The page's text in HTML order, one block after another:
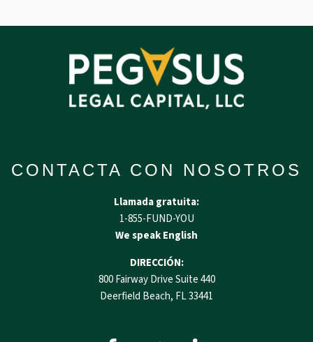
CONTACTA CON NOSOTROS
Llamada gratuita:
1-855-FUND-YOU
We speak English
DIRECCIÓN:
800 Fairway Drive Suite 440
Deerfield Beach, FL 33441